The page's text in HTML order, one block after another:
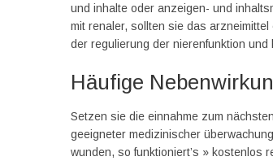
und inhalte oder anzeigen- und
mit renaler, sollten sie das
der regulierung der nierenfunktion
Häufige
Setzen sie die einnahme zum
geeigneter medizinischer
wunden, so funktioniert’s » kostenlos